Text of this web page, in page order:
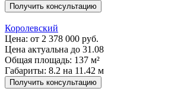
Получить консультацию
Королевский
Цена: от 2 378 000 руб.
Цена актуальна до 31.08
Общая площадь: 137 м²
Габариты: 8.2 на 11.42 м
Получить консультацию